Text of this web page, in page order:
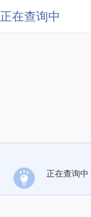
正在查询中
正在查询中